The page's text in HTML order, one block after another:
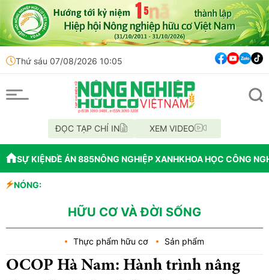
Thứ sáu 07/08/2026 10:05
ĐỌC TẠP CHÍ IN XEM VIDEO
SỰ KIỆNĐỀ ÁN 885NÔNG NGHIỆP XANHKHOA HỌC CÔNG
NÓNG:
tháng cuối năm 2026
trọng tại Hoa KỳHỮU CƠ VÀ ĐỜI SỐNG
Thực phẩm hữu cơ Sản phẩm
OCOP Hà Nam: Hành trình nâng